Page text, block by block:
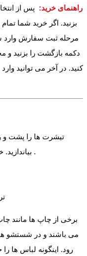
راهنمای خرید: پس از
بزنید. اگر خرید شما
مرحله ثبت سفارش وارد
دکمه بازگشت را بزنید و
کنید. در آخر می توانید
بیاندازید. خصوصا لباس هایی که دارای چاپ می باشند .
می باشند و در شستشو
رود. اینگونه لباس ها